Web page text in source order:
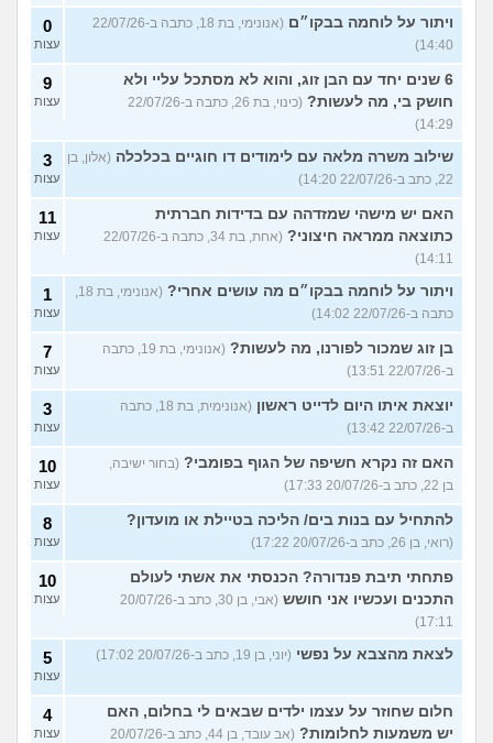
ויתור על לוחמה בבקו״ם
(אנונימי, בת 18, כתבה ב-22/07/26
14:40)
0
עצות
6 שנים יחד עם הבן זוג, והוא לא מסתכל עליי ולא
חושק בי, מה לעשות?
(כינוי, בת 26, כתבה ב-22/07/26
14:29)
9
עצות
שילוב משרה מלאה עם לימודים דו חוגיים בכלכלה (אלון, בן
22, כתב ב-22/07/26 14:20)
3
עצות
האם יש מישהי שמזדהה עם בדידות חברתית
כתוצאה ממראה חיצוני?
(אחת, בת 34, כתבה ב-22/07/26
14:11)
11
עצות
ויתור על לוחמה בבקו״ם מה עושים אחרי?
(אנונימי, בת 18,
כתבה ב-22/07/26 14:02)
1
עצות
בן זוג שמכור לפורנו, מה לעשות?
(אנונימי, בת 19, כתבה
ב-22/07/26 13:51)
7
עצות
יוצאת איתו היום לדייט ראשון
(אנונימית, בת 18, כתבה
ב-22/07/26 13:42)
3
עצות
האם זה נקרא חשיפה של הגוף בפומבי? (בחור ישיבה,
בן 22, כתב ב-20/07/26 17:33)
10
עצות
להתחיל עם בנות בים/ הליכה בטיילת או מועדון?
(רואי, בן 26, כתב ב-20/07/26 17:22)
8
עצות
פתחתי תיבת פנדורה? הכנסתי את אשתי לעולם
התכנים ועכשיו אני חושש
(אבי, בן 30, כתב ב-20/07/26
17:11)
10
עצות
לצאת מהצבא על נפשי (יוני, בן 19, כתב ב-20/07/26 17:02) 5
עצות
חלום שחוזר על עצמו ילדים שבאים לי בחלום, האם
יש משמעות לחלומות?
(אב עובד, בן 44, כתב ב-20/07/26
4
עצות